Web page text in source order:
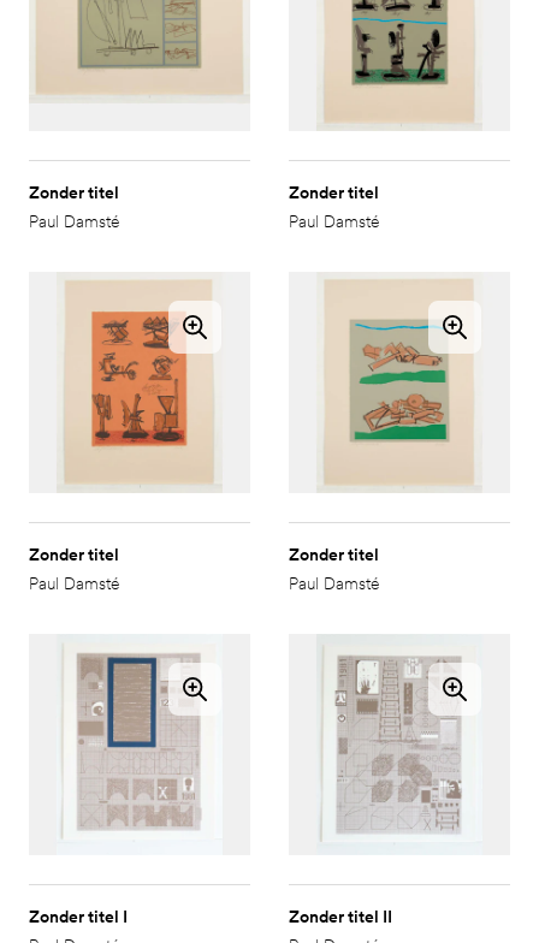
Zonder titel
Paul Damsté
Zonder titel
Paul Damsté
Zonder titel
Paul Damsté
Zonder titel
Paul Damsté
Zonder titel I
Zonder titel II